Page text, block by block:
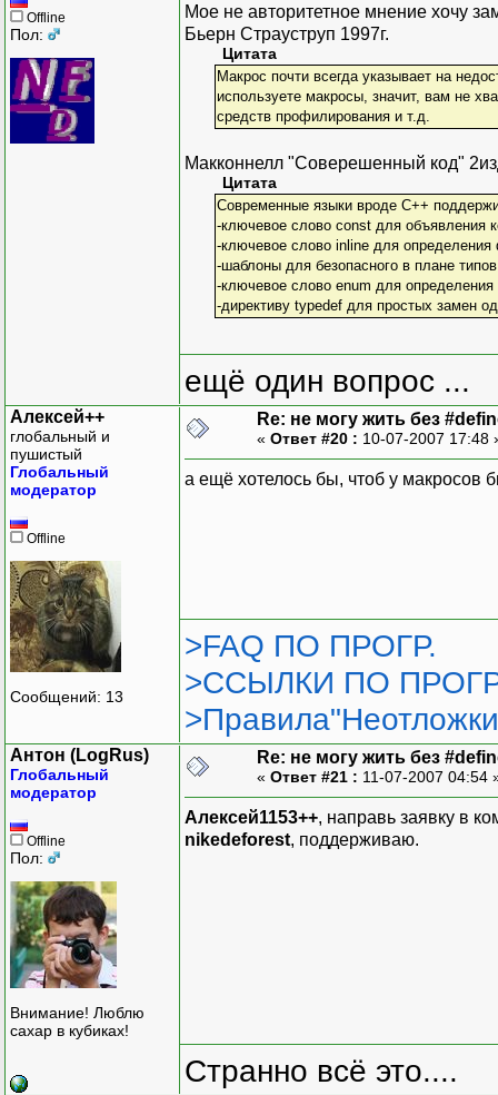
Offline
Пол:
Мое не авторитетное мнение хочу
Бьерн Страуструп 1997г.
Цитата
Макрос почти всегда указывает на
используете макросы, значит, вам не
средств профилирования и т.д.
Макконнелл "Соверешенный код"
Цитата
Современные языки вроде С++
-ключевое слово const для объявления
-ключевое слово inline для определения
-шаблоны для безопасного в плане
-ключевое слово enum для определения
-директиву typedef для простых замен
ещё один вопрос ...
Алексей++
глобальный и
пушистый
Глобальный
модератор
Offline
Сообщений: 13
Re: не могу жить без
« Ответ #20 : 10-07-2007 17:48
а ещё хотелось бы, чтоб у макросов
>FAQ ПО ПРОГР.
>ССЫЛКИ ПО
Антон (LogRus)
Глобальный
модератор
Offline
Пол:
Внимание! Люблю
сахар в кубиках!
Re: не могу жить без
« Ответ #21 : 11-07-2007 04:54
Алексей1153++, направь заявку в
nikedeforest, поддерживаю.
Странно всё это....